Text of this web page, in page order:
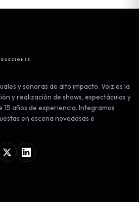
y sonoras de alto impacto. Voiz es la
y realización de shows, espectáculos y
años de experiencia. Integramos
en escena novedosas e